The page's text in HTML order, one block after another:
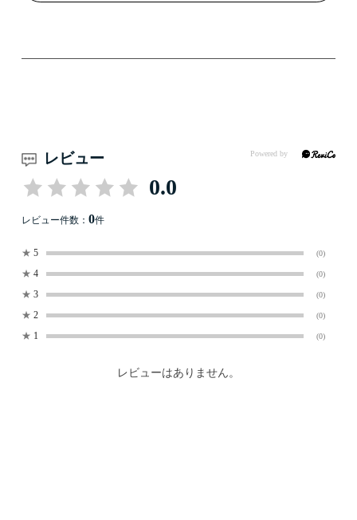
レビュー
0.0
レビュー件数： 0件
★ 5 (0)
★ 4 (0)
★ 3 (0)
★ 2 (0)
★ 1 (0)
レビューはありません。